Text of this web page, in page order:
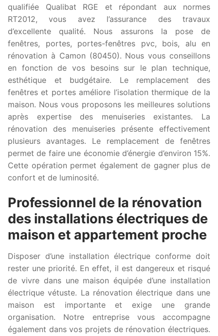
qualifiée Qualibat RGE et répondant aux normes
RT2012, vous avez l’assurance des travaux
d’excellente qualité. Nous assurons la pose de
fenêtres, portes, portes-fenêtres pvc, bois, alu en
rénovation à Camon (80450). Nous vous conseillons
en fonction de vos besoins sur le plan technique,
esthétique et budgétaire. Le remplacement des
fenêtres et portes améliore l’isolation thermique de la
maison. Nous vous proposons les meilleures solutions
après expertise des menuiseries existantes. La
rénovation des menuiseries présente effectivement
plusieurs avantages. Le remplacement de fenêtres
permet de faire une économie d’énergie d’environ 15%.
Cette opération permet également de gagner plus de
confort et de luminosité.
Professionnel de la rénovation
des installations électriques de
maison et appartement proche
Disposer d’une installation électrique conforme doit
rester une priorité. En effet, il est dangereux et risqué
de vivre dans une maison équipée d’une installation
électrique vétuste. La rénovation électrique dans une
maison est importante et exige une grande
organisation. Notre entreprise vous accompagne
également dans vos projets de rénovation électriques.